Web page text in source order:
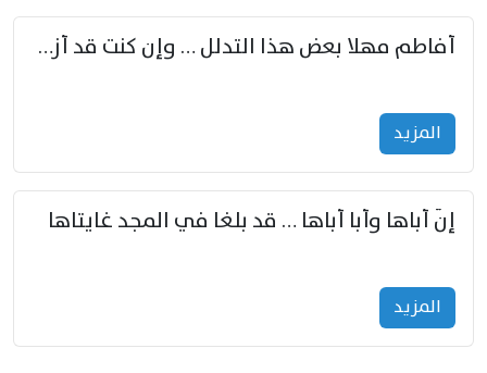
أفاطم مهلا بعض هذا التدلل … وإن كنت قد أزمعت صرمي فأجملي
المزید
إنّ أباها وأبا أباها … قد بلغا في المجد غايتاها
المزید